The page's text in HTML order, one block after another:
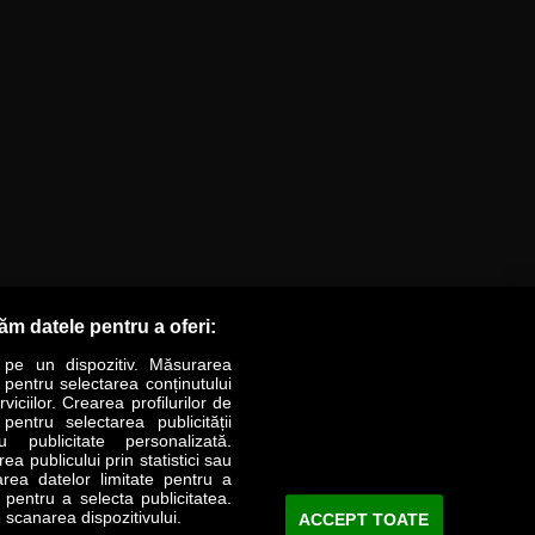
LIFESTYLE SPECIAL OPINII
Revista Business Magazin
datele pentru a oferi:
un dispozitiv. Măsurarea
selectarea conținutului
Crearea profilurilor de
selectarea publicității
publicitate personalizată.
publicului prin statistici sau
datelor limitate pentru a
a selecta publicitatea.
dispozitivului.
ACCEPT TOATE